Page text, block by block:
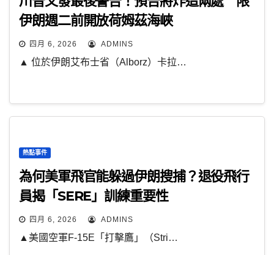
伊朗週二前開放荷姆茲海峽
四月 6, 2026 ADMINS
▲ 位於伊朗艾布士省（Alborz）卡拉…
熱點事件
為何美軍飛官能躲過伊朗搜捕？退役飛行
員揭「SERE」訓練重要性
四月 6, 2026 ADMINS
▲美國空軍F-15E「打擊鷹」（Stri…